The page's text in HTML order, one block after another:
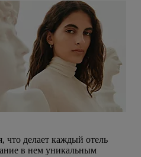
что делает каждый отель
в нем уникальным